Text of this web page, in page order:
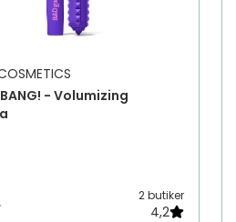
- Volumizing
2 butiker
4,2